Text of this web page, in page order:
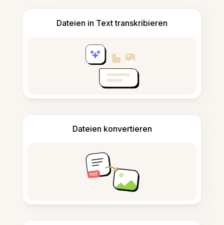
Dateien in Text transkribieren
Dateien konvertieren